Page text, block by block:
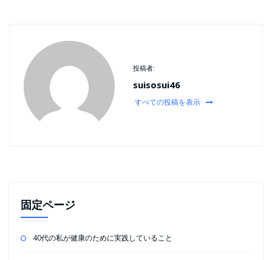
投稿者:
suisosui46
すべての投稿を表示
固定ページ
40代の私が健康のために実践していること